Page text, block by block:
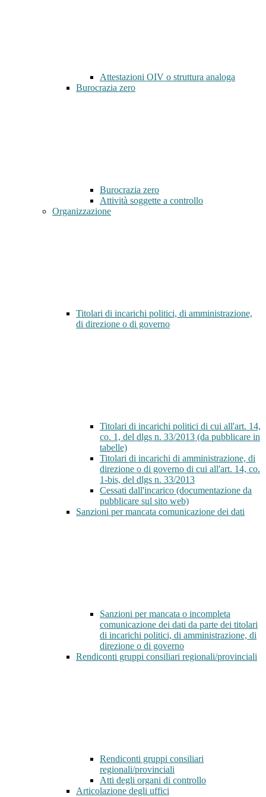
Attestazioni OIV o struttura analoga
Burocrazia zero
Burocrazia zero
Attività soggette a controllo
Organizzazione
Titolari di incarichi politici, di amministrazione,
di direzione o di governo
Titolari di incarichi politici di cui all'art. 14,
co. 1, del dlgs n. 33/2013 (da pubblicare in
tabelle)
Titolari di incarichi di amministrazione, di
direzione o di governo di cui all'art. 14, co.
1-bis, del dlgs n. 33/2013
Cessati dall'incarico (documentazione da
pubblicare sul sito web)
Sanzioni per mancata comunicazione dei dati
Sanzioni per mancata o incompleta
comunicazione dei dati da parte dei titolari
di incarichi politici, di amministrazione, di
direzione o di governo
Rendiconti gruppi consiliari regionali/provinciali
Rendiconti gruppi consiliari
regionali/provinciali
Atti degli organi di controllo
Articolazione degli uffici